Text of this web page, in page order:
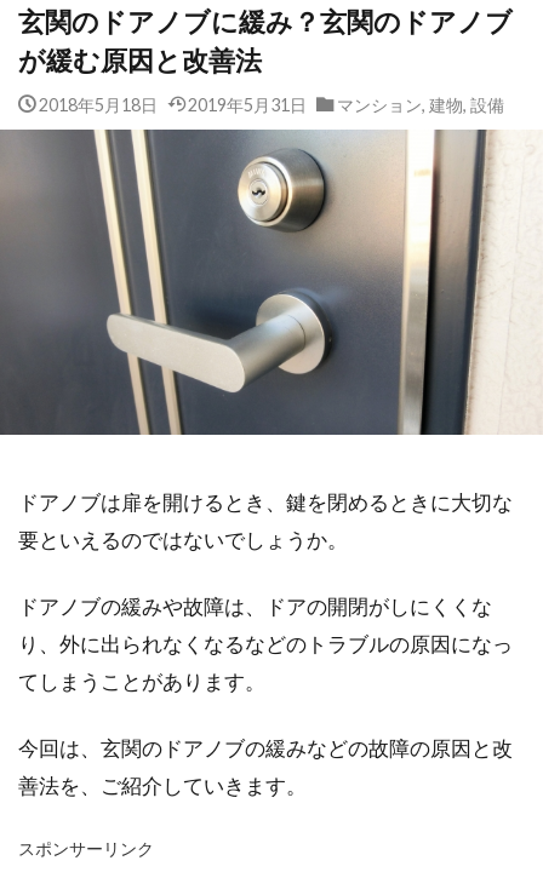
玄関のドアノブに緩み？玄関のドアノブ
が緩む原因と改善法
2018年5月18日 2019年5月31日 マンション, 建物, 設備
ドアノブは扉を開けるとき、鍵を閉めるときに大切な
要といえるのではないでしょうか。
ドアノブの緩みや故障は、ドアの開閉がしにくくな
り、外に出られなくなるなどのトラブルの原因になっ
てしまうことがあります。
今回は、玄関のドアノブの緩みなどの故障の原因と改
善法を、ご紹介していきます。
スポンサーリンク